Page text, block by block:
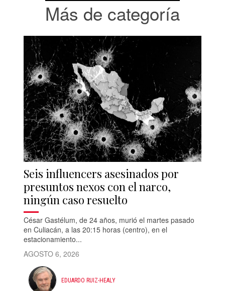
Más de categoría
Seis influencers asesinados por
presuntos nexos con el narco,
ningún caso resuelto
César Gastélum, de 24 años, murió el martes pasado
en Culiacán, a las 20:15 horas (centro), en el
estacionamiento...
AGOSTO 6, 2026
EDUARDO RUIZ-HEALY